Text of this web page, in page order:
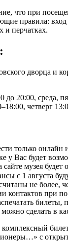
что при
правила:
и перчатках.
дворца и
до 20:00, среда,
четверг
только онлайн
у Вас будет
музея будет
с 1 августа
не более,
контактов при
билеты,
сделать в
с